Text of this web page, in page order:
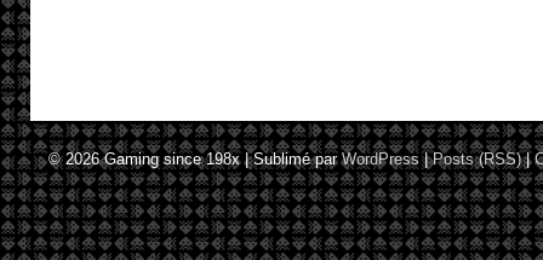
© 2026Gaming since 198x|Sublimé parWordPress |Posts (RSS)|